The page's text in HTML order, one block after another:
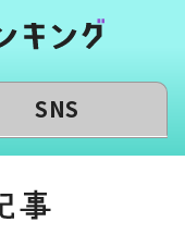
SNS